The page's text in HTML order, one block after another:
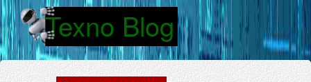
Texno Blog